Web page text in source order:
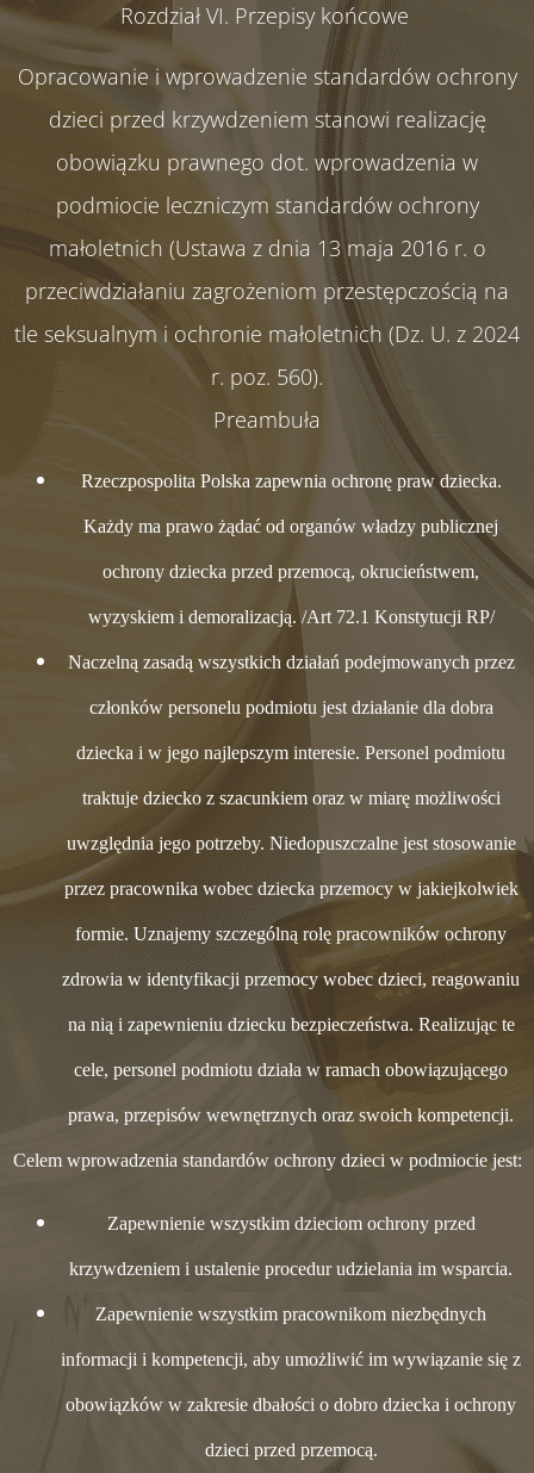
Rozdział VI. Przepisy końcowe
Opracowanie i wprowadzenie standardów ochrony
dzieci przed krzywdzeniem stanowi realizację
obowiązku prawnego dot. wprowadzenia w
podmiocie leczniczym standardów ochrony
małoletnich (Ustawa z dnia 13 maja 2016 r. o
przeciwdziałaniu zagrożeniom przestępczością na
tle seksualnym i ochronie małoletnich (Dz. U. z 2024
r. poz. 560).
Preambuła
Rzeczpospolita Polska zapewnia ochronę praw dziecka.
Każdy ma prawo żądać od organów władzy publicznej
ochrony dziecka przed przemocą, okrucieństwem,
wyzyskiem i demoralizacją. /Art 72.1 Konstytucji RP/
Naczelną zasadą wszystkich działań podejmowanych przez
członków personelu podmiotu jest działanie dla dobra
dziecka i w jego najlepszym interesie. Personel podmiotu
traktuje dziecko z szacunkiem oraz w miarę możliwości
uwzględnia jego potrzeby. Niedopuszczalne jest stosowanie
przez pracownika wobec dziecka przemocy w jakiejkolwiek
formie. Uznajemy szczególną rolę pracowników ochrony
zdrowia w identyfikacji przemocy wobec dzieci, reagowaniu
na nią i zapewnieniu dziecku bezpieczeństwa. Realizując te
cele, personel podmiotu działa w ramach obowiązującego
prawa, przepisów wewnętrznych oraz swoich kompetencji.
Celem wprowadzenia standardów ochrony dzieci w podmiocie jest:
Zapewnienie wszystkim dzieciom ochrony przed
krzywdzeniem i ustalenie procedur udzielania im wsparcia.
Zapewnienie wszystkim pracownikom niezbędnych
informacji i kompetencji, aby umożliwić im wywiązanie się z
obowiązków w zakresie dbałości o dobro dziecka i ochrony
dzieci przed przemocą.